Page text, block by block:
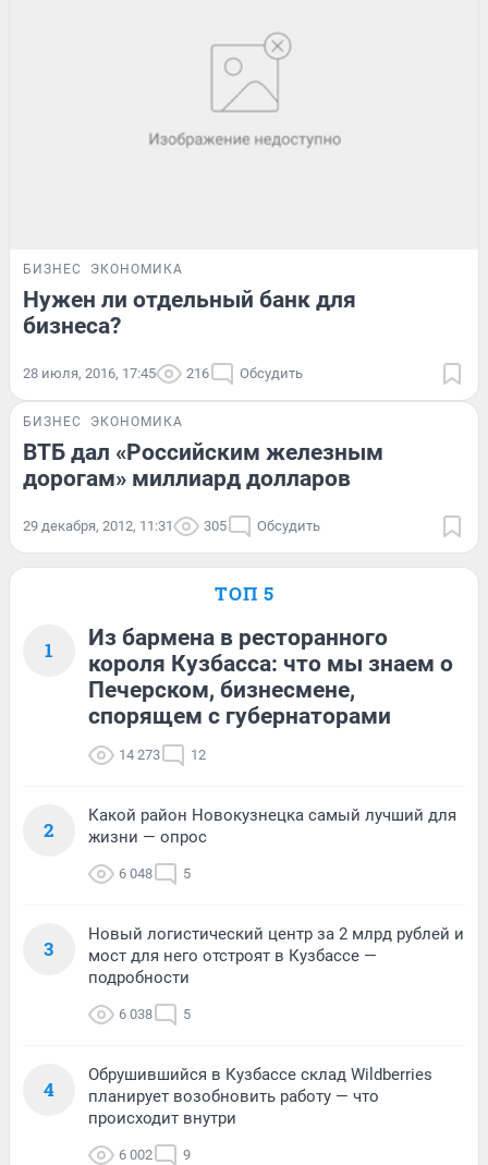
БИЗНЕС ЭКОНОМИКА
Нужен ли отдельный банк для
бизнеса?
28 июля, 2016, 17:45 216 Обсудить
БИЗНЕС ЭКОНОМИКА
ВТБ дал «Российским железным
дорогам» миллиард долларов
29 декабря, 2012, 11:31 305 Обсудить
ТОП 5
1
Из бармена в ресторанного
короля Кузбасса: что мы знаем о
Печерском, бизнесмене,
спорящем с губернаторами
14 273 12
2
Какой район Новокузнецка самый лучший для
жизни — опрос
6 048 5
3
Новый логистический центр за 2 млрд рублей и
мост для него отстроят в Кузбассе —
подробности
6 038 5
4
Обрушившийся в Кузбассе склад Wildberries
планирует возобновить работу — что
происходит внутри
6 002 9